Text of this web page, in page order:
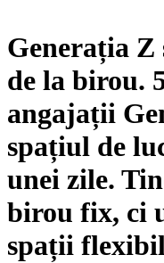
Generația Z
de la birou.
angajații
spațiul de
unei zile.
birou fix, ci
spații